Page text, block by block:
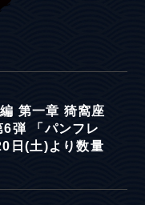
第一章 猗窩座
弾 「パンフレ
日(土)より数量